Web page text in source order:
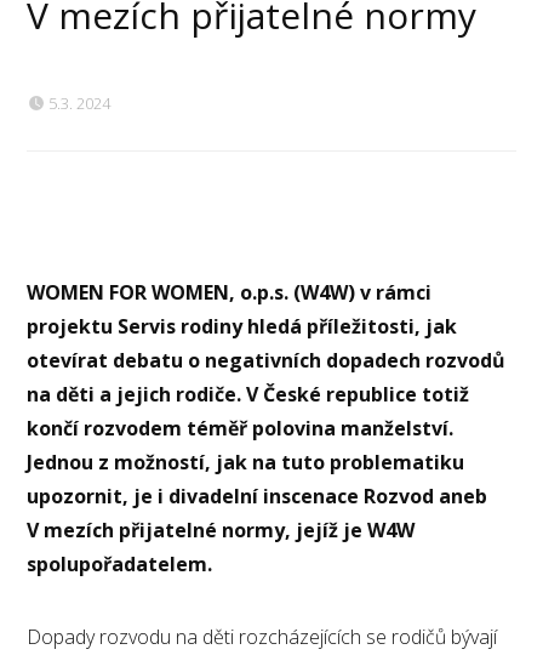
V mezích přijatelné normy
5.3. 2024
WOMEN FOR WOMEN, o.p.s. (W4W) v rámci
projektu Servis rodiny hledá příležitosti, jak
otevírat debatu o negativních dopadech rozvodů
na děti a jejich rodiče. V České republice totiž
končí rozvodem téměř polovina manželství.
Jednou z možností, jak na tuto problematiku
upozornit, je i divadelní inscenace Rozvod aneb
V mezích přijatelné normy, jejíž je W4W
spolupořadatelem.
Dopady rozvodu na děti rozcházejících se rodičů bývají